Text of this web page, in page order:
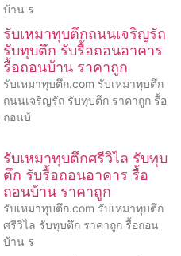
บ้าน ร
รับเหมาทุบตึกถนนเจริญรัถ
รับทุบตึก รับรื้อถอนอาคาร
รื้อถอนบ้าน ราคาถูก
รับเหมาทุบตึก.com รับเหมาทุบตึก
ถนนเจริญรัถ รับทุบตึก ราคาถูก รื้อ
ถอนบ้
รับเหมาทุบตึกศรีวิไล รับทุบ
ตึก รับรื้อถอนอาคาร รื้อ
ถอนบ้าน ราคาถูก
รับเหมาทุบตึก.com รับเหมาทุบตึก
ศรีวิไล รับทุบตึก ราคาถูก รื้อถอน
บ้าน ร